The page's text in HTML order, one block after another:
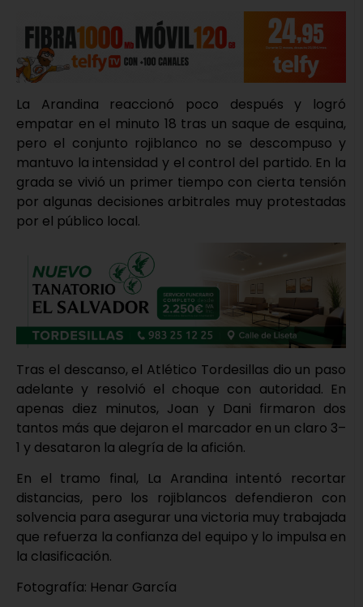
La Arandina reaccionó poco después y logró
empatar en el minuto 18 tras un saque de esquina,
pero el conjunto rojiblanco no se descompuso y
mantuvo la intensidad y el control del partido. En la
grada se vivió un primer tiempo con cierta tensión
por algunas decisiones arbitrales muy protestadas
por el público local.
Tras el descanso, el Atlético Tordesillas dio un paso
adelante y resolvió el choque con autoridad. En
apenas diez minutos, Joan y Dani firmaron dos
tantos más que dejaron el marcador en un claro 3–
1 y desataron la alegría de la afición.
En el tramo final, La Arandina intentó recortar
distancias, pero los rojiblancos defendieron con
solvencia para asegurar una victoria muy trabajada
que refuerza la confianza del equipo y lo impulsa en
la clasificación.
Fotografía: Henar García